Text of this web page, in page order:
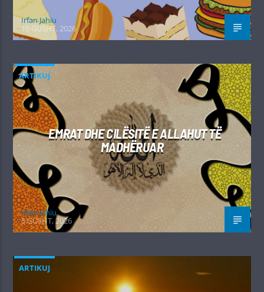
Irfan Jahiu
10 GUSHT, 2026
ARTIKUJ
EMRAT DHE CILËSITË E ALLAHUT TË
MADHËRUAR
Irfan Jahiu
5 GUSHT, 2026
ARTIKUJ